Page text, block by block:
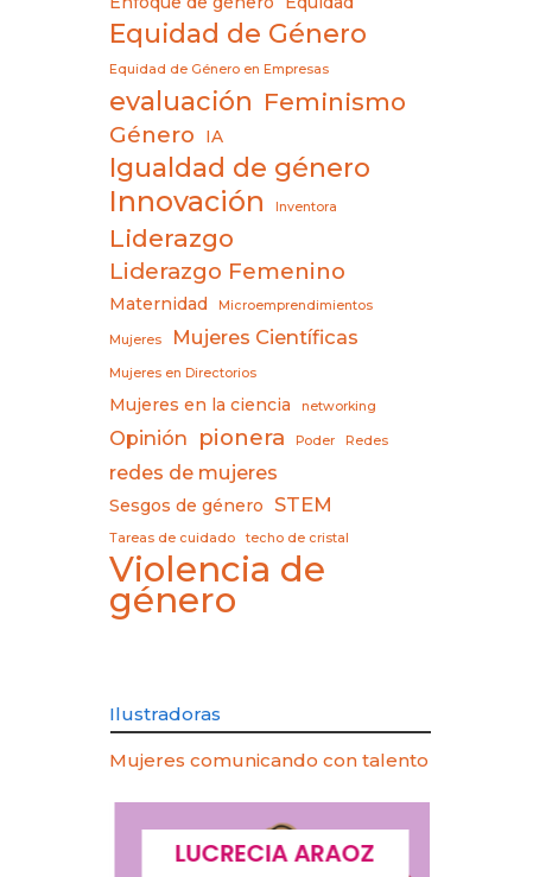
Equidad de Género
Equidad de Género en Empresas
evaluación Feminismo
Género IA
Igualdad de género
Innovación Inventora
Liderazgo
Liderazgo Femenino
Maternidad Microemprendimientos
Mujeres Mujeres Científicas
Mujeres en Directorios
Mujeres en la ciencia networking
Opinión pionera Poder Redes
redes de mujeres
Sesgos de género STEM
Tareas de cuidado techo de cristal
Violencia de
género
Ilustradoras
Mujeres comunicando con talento
LUCRECIA ARAOZ